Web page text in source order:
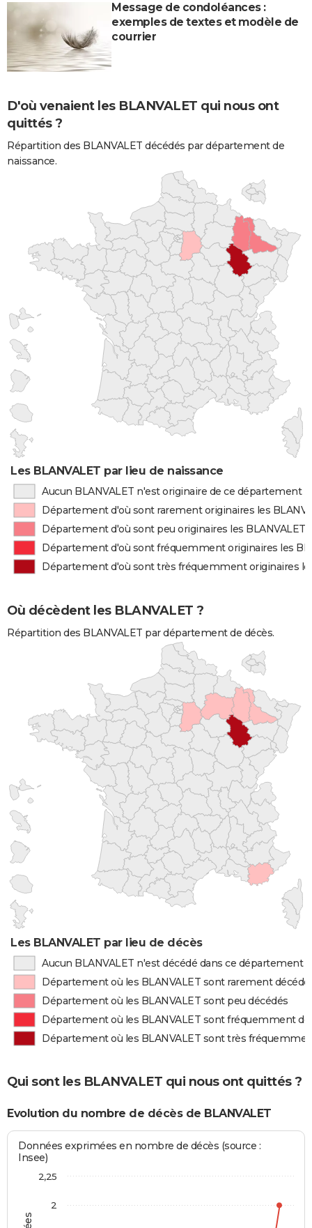
Message de condoléances :
exemples de textes et modèle de
courrier
D'où venaient les BLANVALET qui nous ont
quittés ?
Répartition des BLANVALET décédés par département de
naissance.
Les BLANVALET par lieu de naissance
Aucun BLANVALET n'est originaire de ce département
Département d'où sont rarement originaires les
Département d'où sont peu originaires les BLANVALET
Département d'où sont fréquemment originaires les
Département d'où sont très fréquemment originaires
Où décèdent les BLANVALET ?
Répartition des BLANVALET par département de décès.
Les BLANVALET par lieu de décès
Aucun BLANVALET n'est décédé dans ce département
Département où les BLANVALET sont rarement
Département où les BLANVALET sont peu décédés
Département où les BLANVALET sont fréquemment
Département où les BLANVALET sont très
Qui sont les BLANVALET qui nous ont quittés ?
Evolution du nombre de décès de BLANVALET
Données exprimées en nombre de décès (source :
Insee)
2
2,25